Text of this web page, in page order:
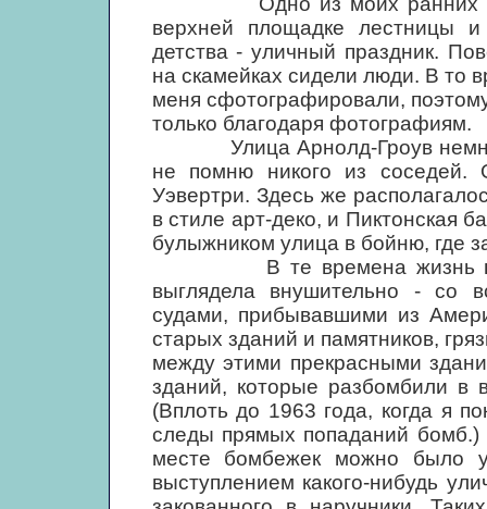
верхней площадке лестницы
детства - уличный праздник.
на скамейках сидели люди. В то
меня сфотографировали,
только благодаря фотографиям.
Улица Арнолд-Гроув
не помню никого из соседей.
Уэвертри. Здесь же
в стиле арт-деко, и Пиктонская
булыжником улица в бойню, где
В те времена жизнь в
выглядела внушительно - со
судами, прибывавшими из
старых зданий и памятников,
между этими прекрасными
зданий, которые разбомбили в
(Вплоть до 1963 года, когда я
следы прямых попаданий бомб.)
месте бомбежек можно было
выступлением какого-нибудь